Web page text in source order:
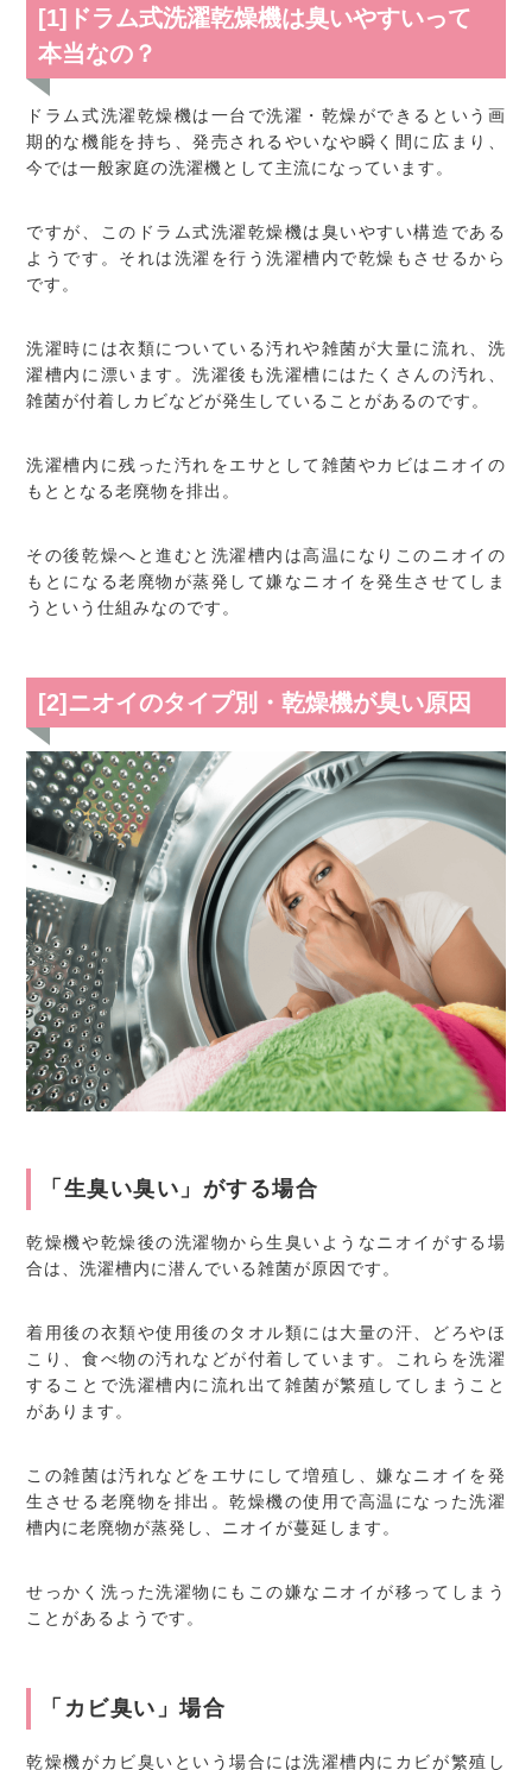
[1]ドラム式洗濯乾燥機は臭いやすいって
本当なの？
ドラム式洗濯乾燥機は一台で洗濯・乾燥ができるという画
期的な機能を持ち、発売されるやいなや瞬く間に広まり、
今では一般家庭の洗濯機として主流になっています。
ですが、このドラム式洗濯乾燥機は臭いやすい構造である
ようです。それは洗濯を行う洗濯槽内で乾燥もさせるから
です。
洗濯時には衣類についている汚れや雑菌が大量に流れ、洗
濯槽内に漂います。洗濯後も洗濯槽にはたくさんの汚れ、
雑菌が付着しカビなどが発生していることがあるのです。
洗濯槽内に残った汚れをエサとして雑菌やカビはニオイの
もととなる老廃物を排出。
その後乾燥へと進むと洗濯槽内は高温になりこのニオイの
もとになる老廃物が蒸発して嫌なニオイを発生させてしま
うという仕組みなのです。
[2]ニオイのタイプ別・乾燥機が臭い原因
「生臭い臭い」がする場合
乾燥機や乾燥後の洗濯物から生臭いようなニオイがする場
合は、洗濯槽内に潜んでいる雑菌が原因です。
着用後の衣類や使用後のタオル類には大量の汗、どろやほ
こり、食べ物の汚れなどが付着しています。これらを洗濯
することで洗濯槽内に流れ出て雑菌が繁殖してしまうこと
があります。
この雑菌は汚れなどをエサにして増殖し、嫌なニオイを発
生させる老廃物を排出。乾燥機の使用で高温になった洗濯
槽内に老廃物が蒸発し、ニオイが蔓延します。
せっかく洗った洗濯物にもこの嫌なニオイが移ってしまう
ことがあるようです。
「カビ臭い」場合
乾燥機がカビ臭いという場合には洗濯槽内にカビが繁殖し